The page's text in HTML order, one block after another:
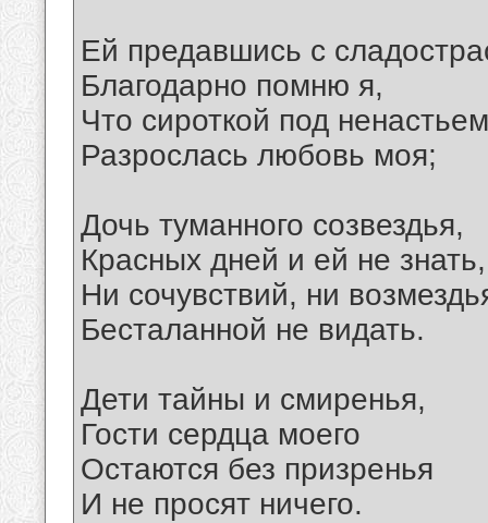
Ей предавшись с
Благодарно помню я,
Что сироткой под ненастьем
Разрослась любовь моя;
Дочь туманного созвездья,
Красных дней и ей не знать,
Ни сочувствий, ни
Бесталанной не видать.
Дети тайны и смиренья,
Гости сердца моего
Остаются без призренья
И не просят ничего.